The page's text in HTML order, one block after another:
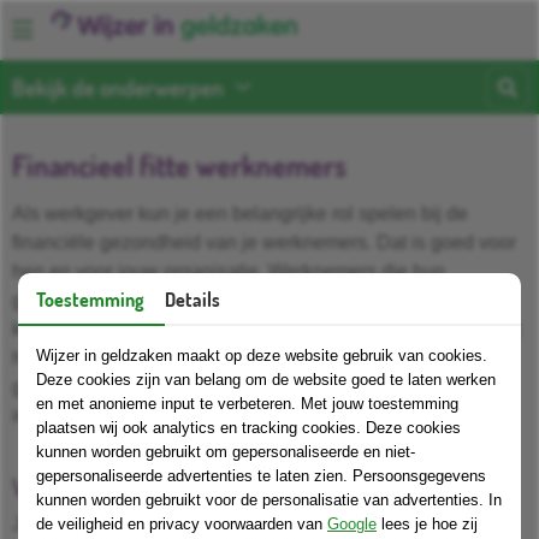
Bekijk de onderwerpen
Financieel fitte werknemers
financiële gezondheid van je werknemers. Dat is goed voor
hen en voor jouw organisatie. Werknemers die hun
geldzaken op orde hebben, ervaren vaak minder stress,
kunnen zich beter concentreren en werken productiever. Wij
helpen je om werknemers te ondersteunen bij hun
geldzaken en om ze te verwijzen naar betrouwbare
informatie en hulp.
Wijzer in geldzaken als betrouwbare wegwijzer
Je kunt werknemers wijzen op onze pagina's over het op
Toestemming Details
Wijzer in geldzaken maakt op deze website gebruik van cookies.
Deze cookies zijn van belang om de website goed te laten werken
en met anonieme input te verbeteren. Met jouw toestemming
plaatsen wij ook analytics en tracking cookies. Deze cookies
kunnen worden gebruikt om gepersonaliseerde en niet-
gepersonaliseerde advertenties te laten zien. Persoonsgegevens
kunnen worden gebruikt voor de personalisatie van advertenties. In
de veiligheid en privacy voorwaarden van Google lees je hoe zij